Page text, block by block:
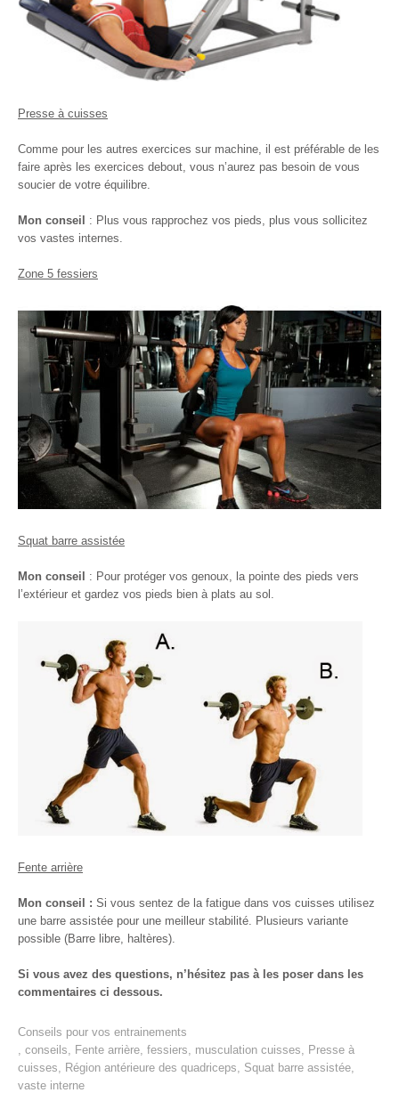
Presse à cuisses
Comme pour les autres exercices sur machine, il est préférable de les
faire après les exercices debout, vous n’aurez pas besoin de vous
soucier de votre équilibre.
Mon conseil
: Plus vous rapprochez vos pieds, plus vous sollicitez
vos vastes internes.
Zone 5 fessiers
Squat barre assistée
Mon conseil
: Pour protéger vos genoux, la pointe des pieds vers
l’extérieur et gardez vos pieds bien à plats au sol.
Fente arrière
Mon conseil : Si vous sentez de la fatigue dans vos cuisses utilisez
une barre assistée pour une meilleur stabilité. Plusieurs variante
possible (Barre libre, haltères).
Si vous avez des questions, n’hésitez pas à les poser dans les
commentaires ci dessous.
Conseils pour vos entrainements
conseils Fente arrière fessiers musculation cuisses
Presse à
cuisses
Région antérieure des quadriceps Squat barre assistée
vaste interne